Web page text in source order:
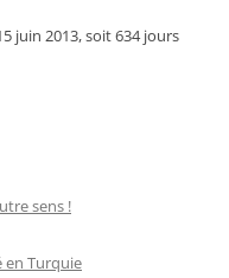
juin 2013, soit 634 jours
sens !
en Turquie